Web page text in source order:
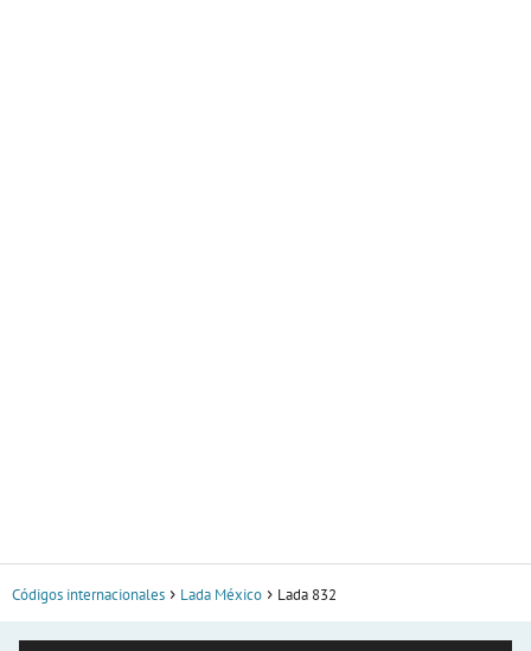
Códigos internacionales Lada México Lada 832